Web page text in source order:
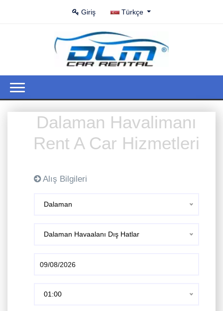
Giriş Türkçe
Dalaman Havalimanı
Rent A Car Hizmetleri
Alış Bilgileri
Dalaman
Dalaman Havaalanı Dış Hatlar
01:00